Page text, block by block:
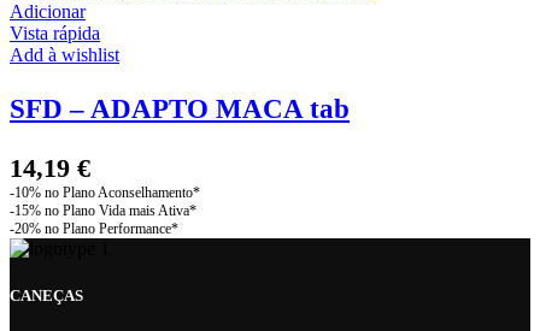
Adicionar
Vista rápida
Add à wishlist
SFD – ADAPTO MACA tab
14,19 €
CANEÇAS